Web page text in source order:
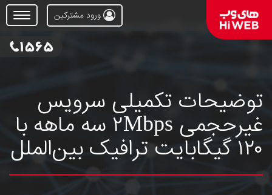
Open
Menu
ورود مشترکین
توضیحات تکمیلی سرویس
غیرحجمی ۲Mbps سه ماهه با
۱۲۰ گیگابایت ترافیک بین‌الملل